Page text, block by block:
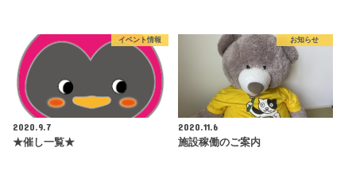
イベント情報
2020.9.7
★催し一覧★
お知らせ
2020.11.6
施設稼働のご案内